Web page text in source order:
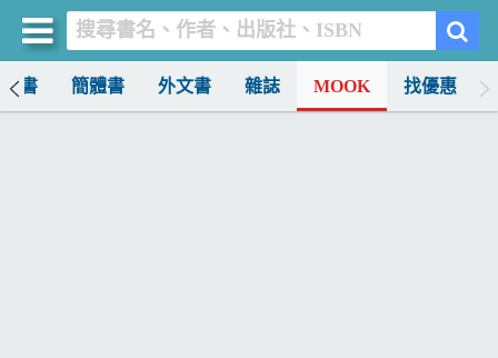
書 簡體書 外文書 雜誌 MOOK 找優惠
買書網